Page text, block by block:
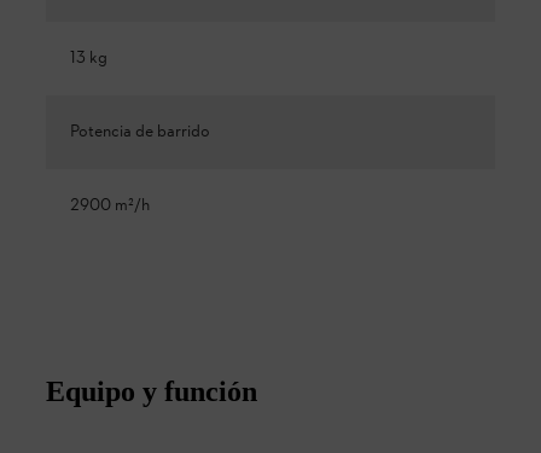
13 kg
Potencia de barrido
2900 m²/h
Equipo y función